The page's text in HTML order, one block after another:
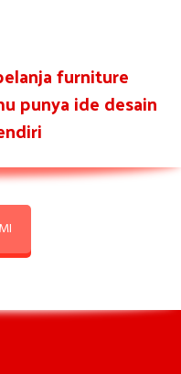
furniture
punya ide desain